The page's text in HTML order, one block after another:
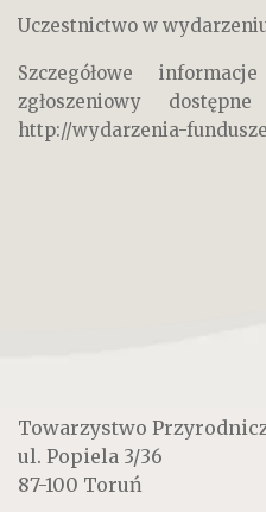
Uczestnictwo w
Szczegółowe
zgłoszeniowy
http://wydarzenia-
Towarzystwo
ul. Popiela 3/36
87-100 Toruń